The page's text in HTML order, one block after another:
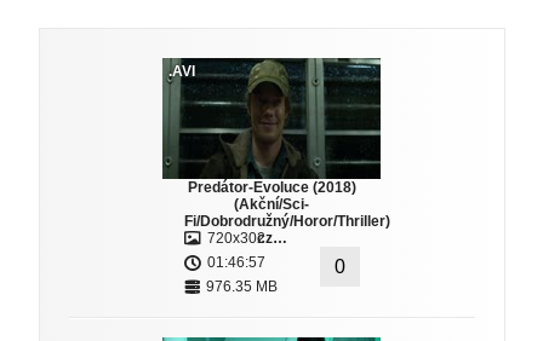
.AVI
Predátor-Evoluce (2018)
(Akční/Sci-
Fi/Dobrodružný/Horor/Thriller)
cz…
720x302
01:46:57
976.35 MB
0